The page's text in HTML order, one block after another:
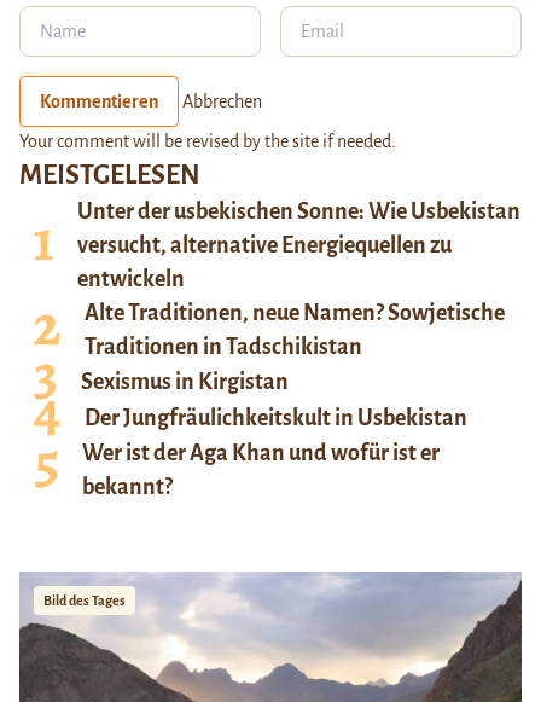
MEISTGELESEN
Unter der usbekischen Sonne: Wie Usbekistan
versucht, alternative Energiequellen zu
entwickeln
Alte Traditionen, neue Namen? Sowjetische
Traditionen in Tadschikistan
Sexismus in Kirgistan
Der Jungfräulichkeitskult in Usbekistan
Wer ist der Aga Khan und wofür ist er
bekannt?
Bild des Tages
Kommentieren Abbrechen
Your comment will be revised by the site if needed.